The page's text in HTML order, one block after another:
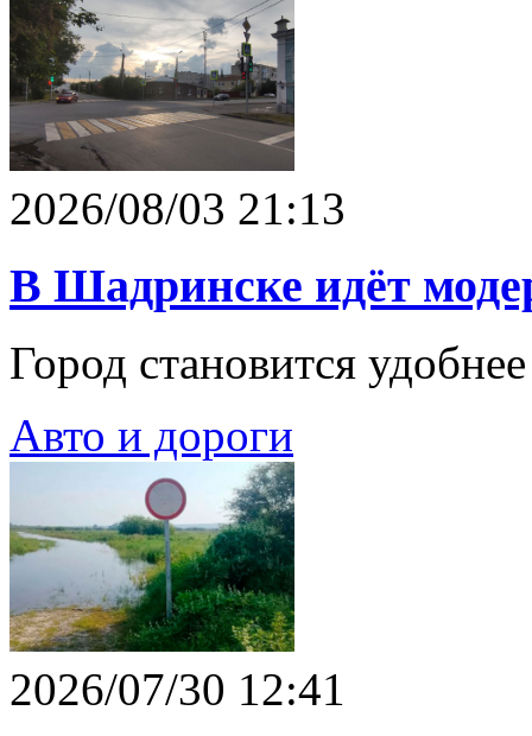
2026/08/03 21:13
В Шадринске идёт
Город становится
Авто и дороги
2026/07/30 12:41